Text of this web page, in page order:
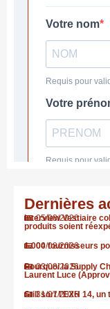
Dernières
05/08/2026
Interview Vestiaire
produits soient
04/08/2026
1.000 fournisseurs
03/08/2026
Pourquoi la Supply
Laurent Luce
31/07/2026
Still sort l’EXH 14,